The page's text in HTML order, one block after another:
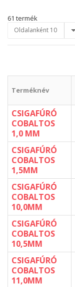
61 termék
Oldalanként 10
Terméknév
CSIGAFÚRÓ
COBALTOS
1,0 MM
CSIGAFÚRÓ
COBALTOS
1,5MM
CSIGAFÚRÓ
COBALTOS
10,0MM
CSIGAFÚRÓ
COBALTOS
10,5MM
CSIGAFÚRÓ
COBALTOS
11,0MM